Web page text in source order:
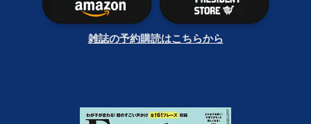
雑誌の予約購読はこちらから